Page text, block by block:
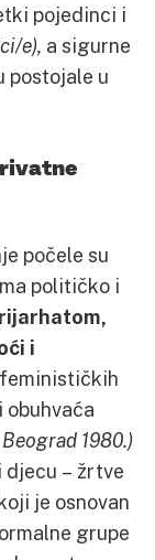
pojedinci i
e), a sigurne
postojale u
počele su
političko i
i
1980.)
djecu – žrtve
je osnovan
grupe